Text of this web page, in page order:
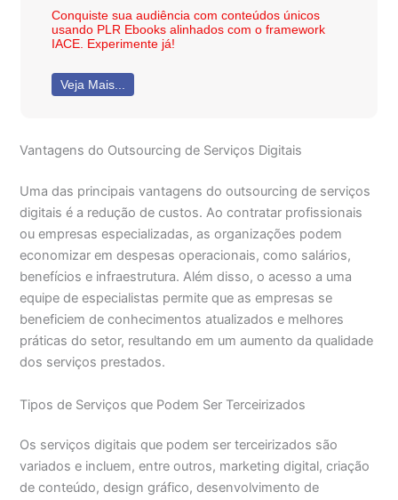
Conquiste sua audiência com conteúdos únicos
usando PLR Ebooks alinhados com o framework
IACE. Experimente já!
Veja Mais...
Vantagens do Outsourcing de Serviços Digitais
Uma das principais vantagens do outsourcing de serviços
digitais é a redução de custos. Ao contratar profissionais
ou empresas especializadas, as organizações podem
economizar em despesas operacionais, como salários,
benefícios e infraestrutura. Além disso, o acesso a uma
equipe de especialistas permite que as empresas se
beneficiem de conhecimentos atualizados e melhores
práticas do setor, resultando em um aumento da qualidade
dos serviços prestados.
Tipos de Serviços que Podem Ser Terceirizados
Os serviços digitais que podem ser terceirizados são
variados e incluem, entre outros, marketing digital, criação
de conteúdo, design gráfico, desenvolvimento de